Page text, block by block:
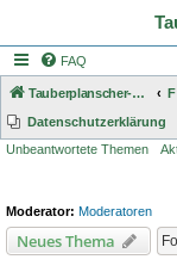
FAQ
Tauberplanscher-Forum.de
Datenschutzerklärung
Unbeantwortete Themen
Moderator: Moderatoren
Neues Thema